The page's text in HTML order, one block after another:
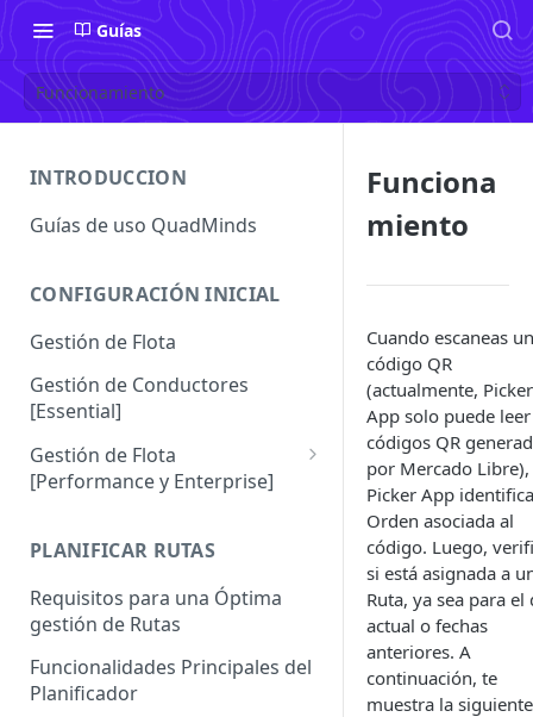
Guías
Funcionamiento
INTRODUCCION
Guías de uso QuadMinds
CONFIGURACIÓN INICIAL
Gestión de Flota
Gestión de Conductores
[Essential]
Gestión de Flota
[Performance y Enterprise]
Enterprise]
Vehículos
Agrupación de dispositivos
Asignación de dispositivos a
usuarios
PLANIFICAR RUTAS
Requisitos para una Óptima
gestión de Rutas
Funcionalidades Principales del
Planificador
Funciona
miento
Cuando escaneas un
código QR
(actualmente, Picker
App solo puede leer
códigos QR
por Mercado Libre),
Picker App
Orden asociada al
código. Luego,
si está asignada a
Ruta, ya sea para el
actual o fechas
anteriores. A
continuación, te
muestra la siguiente